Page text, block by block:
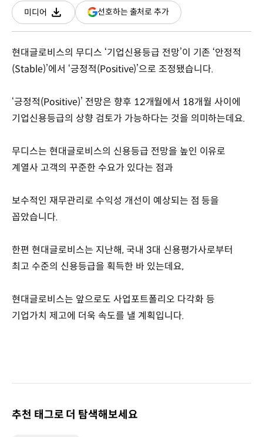
미디어
다운로드
선호하는 출처로 추가(새
창
현대글로비스의 무디스 ‘기업신용등급 전망’이 기존 ‘안정적
(Stable)’에서 ‘긍정적(Positive)’으로 조정됐습니다.
‘긍정적(Positive)’ 전망은 향후 12개월에서 18개월 사이에
기업신용등급의 상향 검토가 가능하다는 것을 의미하는데요.
무디스는 현대글로비스의 신용등급 전망을 높인 이유로
계열사 고객의 꾸준한 수요가 있다는 점과
보수적인 재무관리로 수익성 개선이 예상되는 점 등을
꼽았습니다.
한편 현대글로비스는 지난해, 국내 3대 신용평가사로부터
최고 수준의 신용등급을 획득한 바 있는데요,
현대글로비스는 앞으로도 사업포트폴리오 다각화 등
기업가치 제고에 더욱 속도를 낼 계획입니다.
추천 태그로 더 탐색해보세요